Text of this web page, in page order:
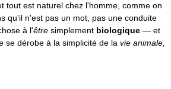
tout est naturel chez l'homme, comme on
qu'il n'est pas un mot, pas une conduite
à l'être simplement biologique — et
se dérobe à la simplicité de la vie animale,